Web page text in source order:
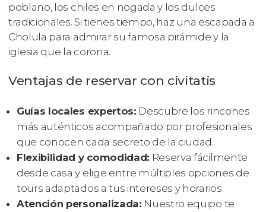
poblano, los chiles en nogada y los dulces
tradicionales. Si tienes tiempo, haz una escapada a
Cholula para admirar su famosa pirámide y la
iglesia que la corona.
Ventajas de reservar con civitatis
Guías locales expertos: Descubre los rincones
más auténticos acompañado por profesionales
que conocen cada secreto de la ciudad.
Flexibilidad y comodidad: Reserva fácilmente
desde casa y elige entre múltiples opciones de
tours adaptados a tus intereses y horarios.
Atención personalizada: Nuestro equipo te